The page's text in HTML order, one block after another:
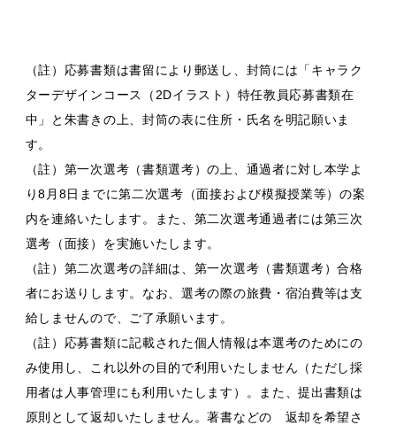
（註）応募書類は書留により郵送し、封筒には「キャラク
ターデザインコース（2Dイラスト）特任教員応募書類在
中」と朱書きの上、封筒の表に住所・氏名を明記願いま
す。
（註）第一次選考（書類選考）の上、通過者に対し本学よ
り8月8日までに第二次選考（面接および模擬授業等）の案
内を連絡いたします。また、第二次選考通過者には第三次
選考（面接）を実施いたします。
（註）第二次選考の詳細は、第一次選考（書類選考）合格
者にお送りします。なお、選考の際の旅費・宿泊費等は支
給しませんので、ご了承願います。
（註）応募書類に記載された個人情報は本選考のためにの
み使用し、これ以外の目的で利用いたしません（ただし採
用者は人事管理にも利用いたします）。また、提出書類は
原則として返却いたしません。著書などの 返却を希望さ